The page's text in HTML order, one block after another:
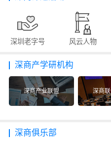
深圳老字号 风云人物
深商产学研机构
深商产业联盟 深商
深商俱乐部